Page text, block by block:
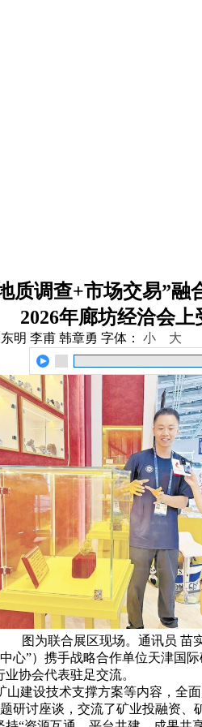
质调查+市场交易”融
2026年廊坊经洽会上
明 李甫 韩章勇 字体： 小 大
图为联合展区现场。通讯员 苗
”）携手战略合作单位天津国
协会代表驻足交流。
建设技术支撑方案等内容，
讨座谈，交流了矿业投融资